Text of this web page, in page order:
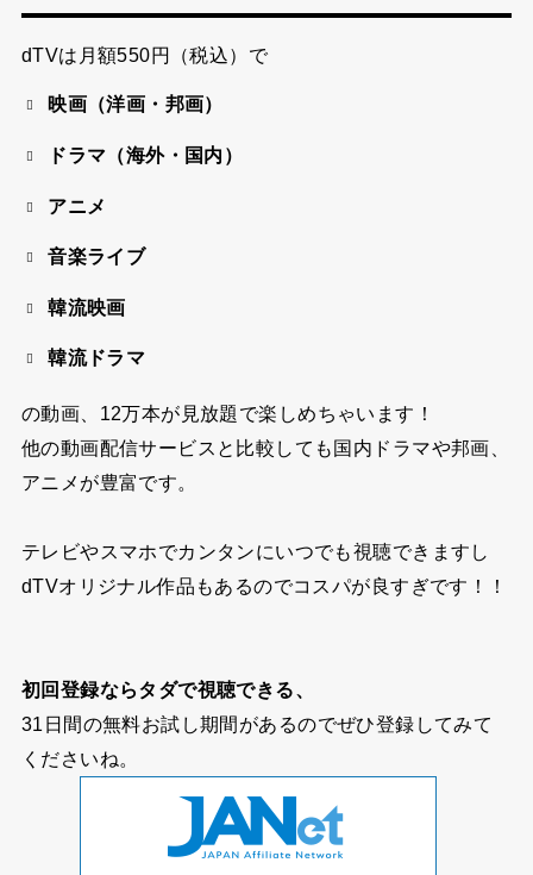
dTVは 月額550円（税込） で
映画（洋画・邦画）
ドラマ（海外・国内）
アニメ
音楽ライブ
韓流映画
韓流ドラマ
の動画、 12万本が見放題 で楽しめちゃいます！
他の動画配信サービスと比較しても国内ドラマや邦画、
アニメが豊富です。
テレビやスマホでカンタンにいつでも視聴できますし
dTVオリジナル作品もあるのでコスパが良すぎです！！
初回登録ならタダで視聴できる、
31日間の無料お試し期間があるのでぜひ登録してみて
くださいね。